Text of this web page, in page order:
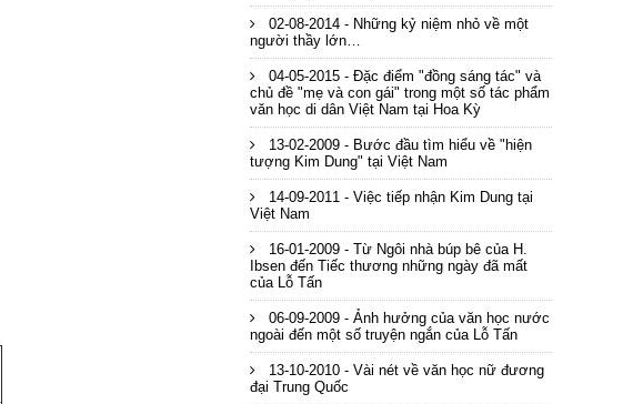
02-08-2014 - Những kỷ niệm nhỏ về một
người thầy lớn…
04-05-2015 - Đặc điểm "đồng sáng tác" và
chủ đề "mẹ và con gái" trong một số tác phẩm
văn học di dân Việt Nam tại Hoa Kỳ
13-02-2009 - Bước đầu tìm hiểu về "hiện
tượng Kim Dung" tại Việt Nam
14-09-2011 - Việc tiếp nhận Kim Dung tại
Việt Nam
16-01-2009 - Từ Ngôi nhà búp bê của H.
Ibsen đến Tiếc thương những ngày đã mất
của Lỗ Tấn
06-09-2009 - Ảnh hưởng của văn học nước
ngoài đến một số truyện ngắn của Lỗ Tấn
13-10-2010 - Vài nét về văn học nữ đương
đại Trung Quốc